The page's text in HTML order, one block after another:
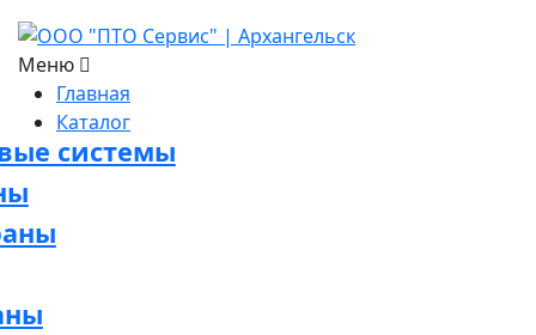
Меню
Главная
Каталог
системы